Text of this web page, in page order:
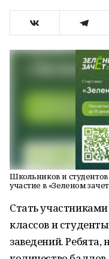
Школьников и
участие в «Зеленом
Стать
классов и
заведений.